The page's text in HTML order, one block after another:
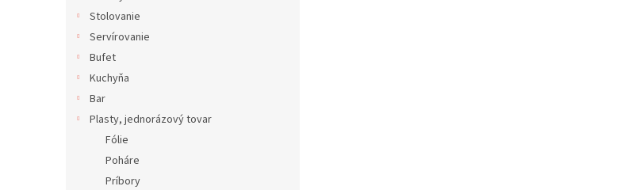
Stolovanie
Servírovanie
Bufet
Kuchyňa
Bar
Plasty, jednorázový tovar
Fólie
Poháre
Príbory